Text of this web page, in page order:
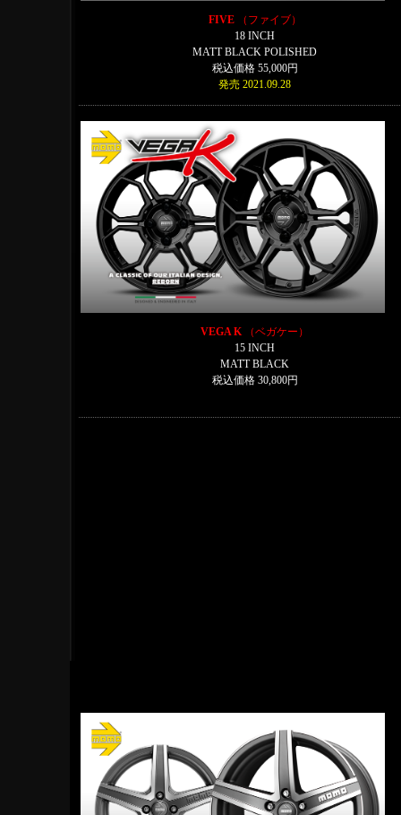
FIVE（ファイブ）
18 INCH
MATT BLACK POLISHED
税込価格 55,000円
発売 2021.09.28
VEGA K（ベガケー）
15 INCH
MATT BLACK
税込価格 30,800円